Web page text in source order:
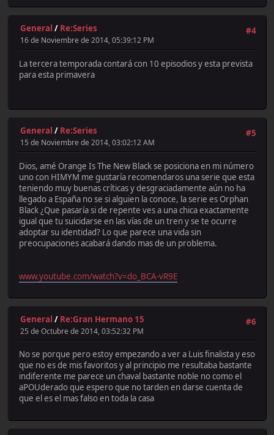
#4
General / Re:Series
16 de Noviembre de 2014, 05:39:12 PM
La tercera temporada contará con 10 episodios y esta prevista
para esta primavera
#5
General / Re:Series
15 de Noviembre de 2014, 03:02:12 AM
Dios, amé Orange Is The New Black se posiciona en mi número
uno con HIMYM me gustaría recomendaros una serie que esta
teniendo muy buenas críticas y desgraciadamente aún no ha
llegado a España no se si alguien la conoce, la serie es Orphan
Black ¿Que pasaría si de repente ves a una chica exactamente
igual que tu suicidarse en las vías de un tren y se te ocurre
adoptar su identidad? Lo que parece una vida sin
preocupaciones acabará dando mas de un problema.
www.youtube.com/watch?v=do_BCA-vR9E
#6
General / Re:Gran Hermano 15
25 de Octubre de 2014, 03:52:32 PM
No se porque pero estoy empezando a ver a Luis finalista y eso
que no es de mis favoritos y al principio me resultaba bastante
indiferente me parece un chaval bastante noble no como el
aPOUderado que espero que no tarden en darse cuenta de
que el es el mas falso en toda la casa